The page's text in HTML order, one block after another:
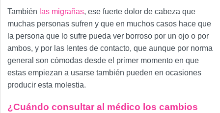
También las migrañas, ese fuerte dolor de cabeza que
muchas personas sufren y que en muchos casos hace que
la persona que lo sufre pueda ver borroso por un ojo o por
ambos, y por las lentes de contacto, que aunque por norma
general son cómodas desde el primer momento en que
estas empiezan a usarse también pueden en ocasiones
producir esta molestia.
¿Cuándo consultar al médico los cambios